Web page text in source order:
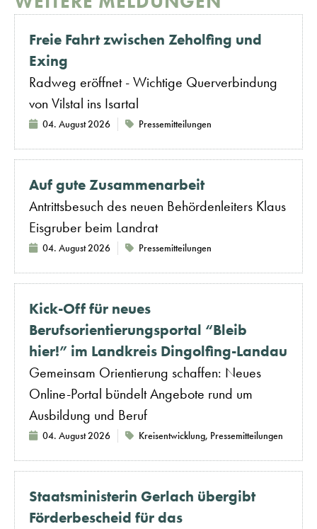
Freie Fahrt zwischen Zeholfing und
Exing
Radweg eröffnet - Wichtige Querverbindung
von Vilstal ins Isartal
04. August 2026 Pressemitteilungen
Auf gute Zusammenarbeit
Antrittsbesuch des neuen Behördenleiters Klaus
Eisgruber beim Landrat
04. August 2026 Pressemitteilungen
Kick-Off für neues
Berufsorientierungsportal “Bleib
hier!” im Landkreis Dingolfing-Landau
Gemeinsam Orientierung schaffen: Neues
Online-Portal bündelt Angebote rund um
Ausbildung und Beruf
04. August 2026 Kreisentwicklung, Pressemitteilungen
Staatsministerin Gerlach übergibt
Förderbescheid für das